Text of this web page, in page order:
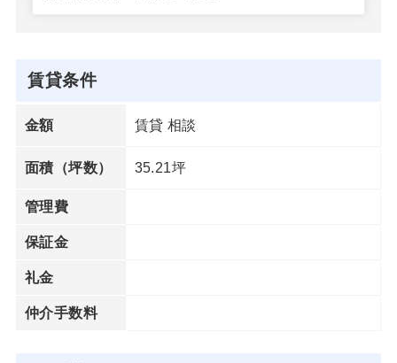
賃貸条件
金額 賃貸 相談
面積（坪数） 35.21坪
管理費
保証金
礼金
仲介手数料